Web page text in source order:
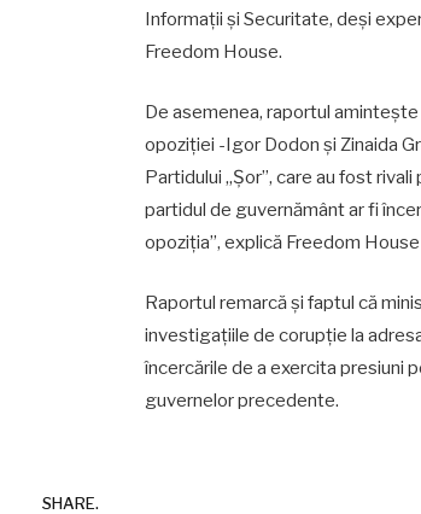
Informații și Securitate, deși
Freedom House.
De asemenea, raportul
opoziției -Igor Dodon și Zinaida
Partidului „Șor”, care au fost
partidul de guvernământ ar fi
opoziția”, explică Freedom House
Raportul remarcă și faptul că
investigațiile de corupție la
încercările de a exercita presiuni
guvernelor precedente.
SHARE.